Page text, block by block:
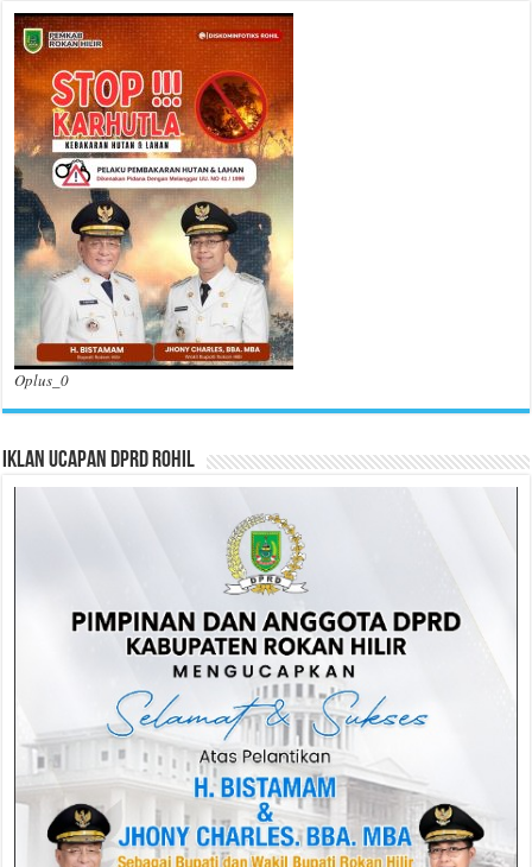
Oplus_0
Iklan Ucapan DPRD Rohil